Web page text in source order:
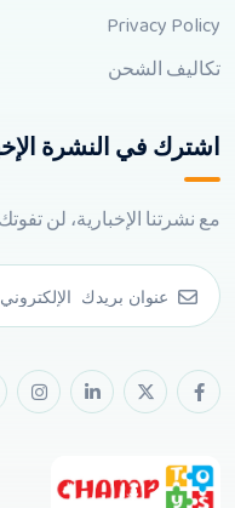
Privacy Policy
تكاليف الشحن
اشترك في النشرة
مع نشرتنا الإخبارية، لن